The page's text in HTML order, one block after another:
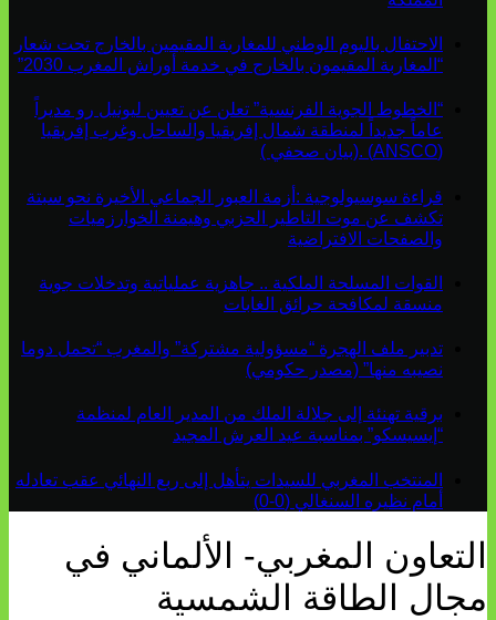
الاحتفال باليوم الوطني للمغاربة المقيمين بالخارج تحت شعار
“المغاربة المقيمون بالخارج في خدمة أوراش المغرب 2030”
“الخطوط الجوية الفرنسية” تعلن عن تعيين ليونيل رو مديراً
عاماً جديداً لمنطقة شمال إفريقيا والساحل وغرب إفريقيا
(ANSCO) .(بيان صحفي )
قراءة سوسيولوجية :أزمة العبور الجماعي الأخيرة نحو سبتة
تكشف عن موت التاطير الحزبي وهيمنة الخوارزميات
والصفحات الافتراضية
القوات المسلحة الملكية .. جاهزية عملياتية وتدخلات جوية
منسقة لمكافحة حرائق الغابات
تدبير ملف الهجرة “مسؤولية مشتركة” والمغرب “تحمل دوما
نصيبه منها” (مصدر حكومي)
برقية تهنئة إلى جلالة الملك من المدير العام لمنظمة
“إيسيسكو” بمناسبة عيد العرش المجيد
المنتخب المغربي للسيدات يتأهل إلى ربع النهائي عقب تعادله
أمام نظيره السنغالي (0-0)
التعاون المغربي- الألماني في
مجال الطاقة الشمسية